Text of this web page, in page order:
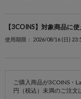
【3COINS】対象商品に
使用期限： 2026/08/16 (日)
ご購入商品が3COINS・
円（税込）未満のご注文